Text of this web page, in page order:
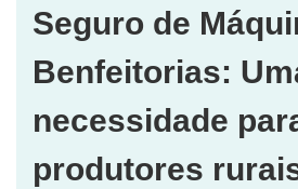
Seguro de
Benfeitorias:
necessidade
produtores